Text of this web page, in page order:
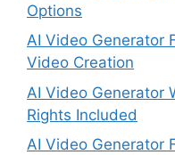
Options
AI Video Generator
Video Creation
AI Video Generator
Rights Included
AI Video Generator